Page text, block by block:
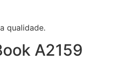
qualidade.
A2159